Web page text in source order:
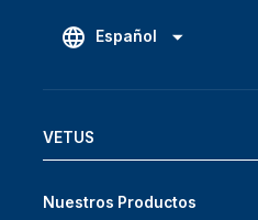
Español
VETUS
Nuestros Productos